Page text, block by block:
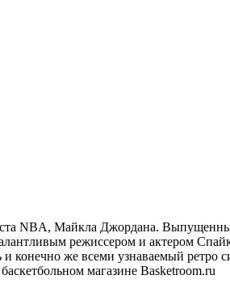
NBA, Майкла Джордана.
режиссером и актером
конечно же всеми узнаваемый
магазине Basketroom.ru